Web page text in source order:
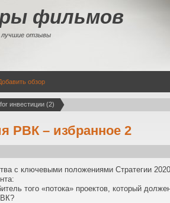
фильмов
лучшие отзывы
обзор
инвестиции (2)
РВК – избранное 2
с ключевыми положениями Стратегии
того «потока» проектов, который